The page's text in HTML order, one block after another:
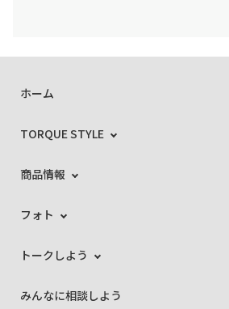
ホーム
TORQUE STYLE
商品情報
フォト
トークしよう
みんなに相談しよう